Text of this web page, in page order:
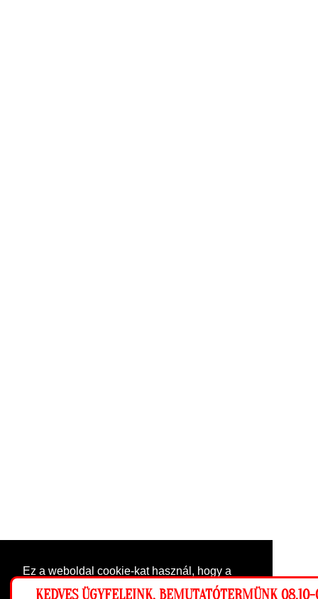
Ez a weboldal cookie-kat használ, hogy a
lehető legjobb élményt nyújtsa honlapunkon.
KEDVES ÜGYFELEINK, BEMUTATÓTERMÜNK